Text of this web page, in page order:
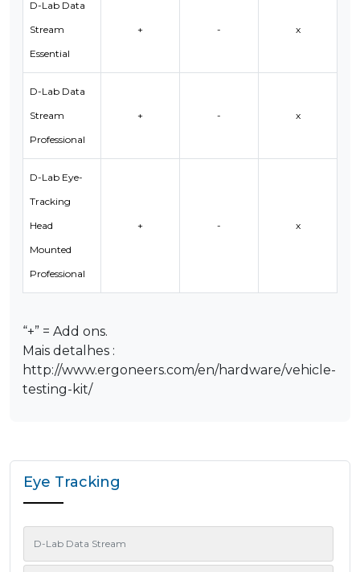
D-Lab Data
Stream
Essential
+ - x
D-Lab Data
Stream
Professional
+ - x
D-Lab Eye-
Tracking
Head
Mounted
Professional
+ - x
“+” = Add ons.
Mais detalhes :
http://www.ergoneers.com/en/hardware/vehicle-
testing-kit/
Eye Tracking
D-Lab Data Stream